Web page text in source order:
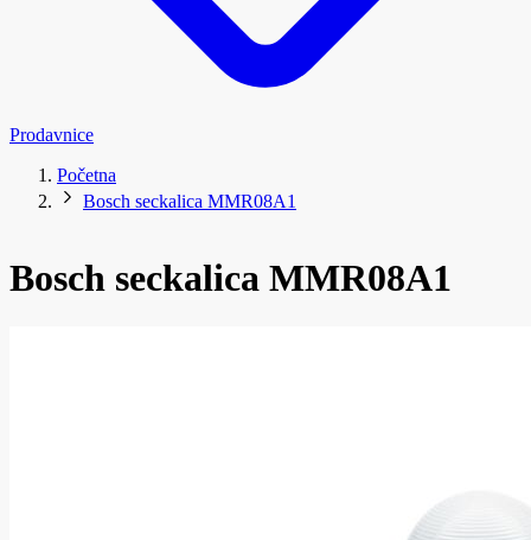
Prodavnice
Početna
Bosch seckalica MMR08A1
Bosch seckalica MMR08A1